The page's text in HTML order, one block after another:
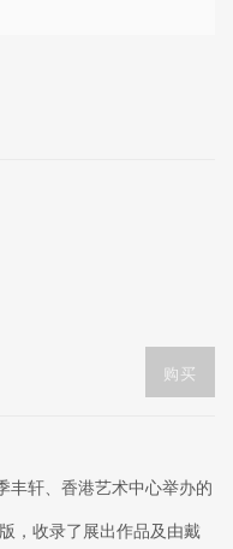
in a popup:
购买
丰轩、香港艺术中心举办的
，收录了展出作品及由戴